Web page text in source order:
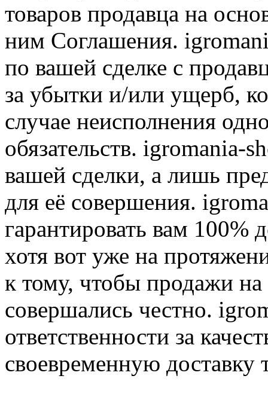
товаров продавца на
ним Соглашения.
по вашей сделке с
за убытки и/или ущерб,
случае неисполнения
обязательств. igromania-
вашей сделки, а лишь
для её совершения.
гарантировать вам 100%
хотя вот уже на
к тому, чтобы продажи
совершались честно.
ответственности за
своевременную доставку